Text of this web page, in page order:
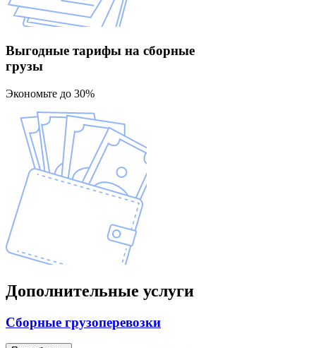
Выгодные тарифы на сборные
грузы
Экономьте до 30%
Дополнительные услуги
Сборные грузоперевозки